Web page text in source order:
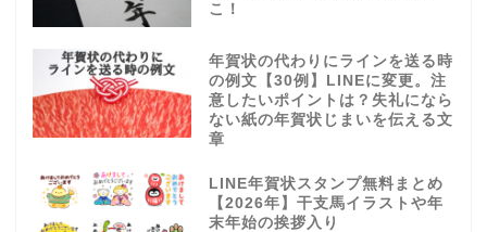
こ！
年賀状の代わりにラインを送る時
の例文【30例】LINEに変更。注
意したいポイントは？失礼になら
ない紙の年賀状じまいを伝える文
章
LINE年賀状スタンプ無料まとめ
【2026年】干支馬イラストや年
末年始の挨拶入り